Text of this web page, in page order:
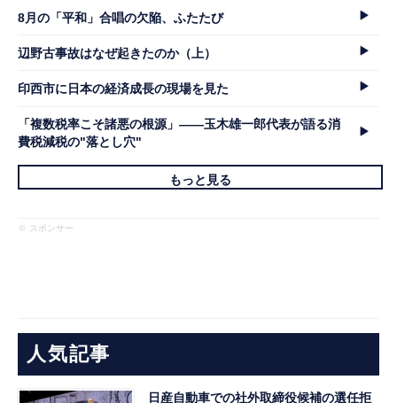
8月の「平和」合唱の欠陥、ふたたび
辺野古事故はなぜ起きたのか（上）
印西市に日本の経済成長の現場を見た
「複数税率こそ諸悪の根源」――玉木雄一郎代表が語る消
費税減税の"落とし穴"
もっと見る
※ スポンサー
人気記事
日産自動車での社外取締役候補の選任拒